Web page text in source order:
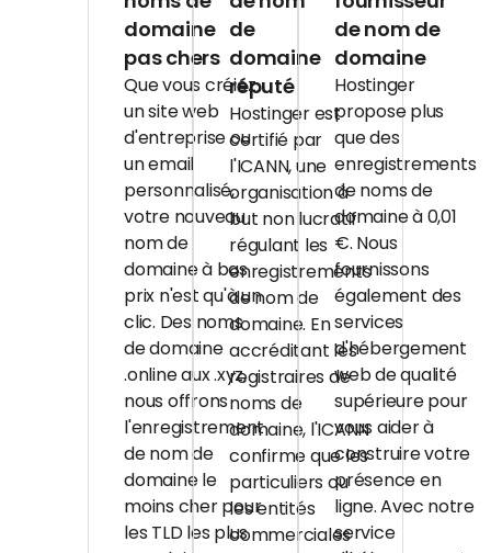
domaine
pas chers
Que vous créiez
un site web
d'entreprise ou
un email
personnalisé,
votre nouveau
nom de
domaine à bas
prix n'est qu'à un
clic. Des noms
de domaine
.online aux .xyz,
nous offrons
l'enregistrement
de nom de
domaine le
moins cher pour
les TLD les plus
de
domaine
réputé
Hostinger est
certifié par
l'ICANN, une
organisation à
but non lucratif
régulant les
enregistrements
de nom de
domaine. En
accréditant les
registraires de
noms de
domaine, l'ICANN
confirme que les
particuliers ou
les entités
commerciales
de nom de
domaine
Hostinger
propose plus
que des
enregistrements
de noms de
domaine à 0,01
€. Nous
fournissons
également des
services
d'hébergement
web de qualité
supérieure pour
vous aider à
construire votre
présence en
ligne. Avec notre
service